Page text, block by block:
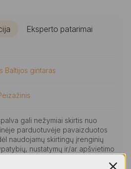
Eksperto patarimai
Baltijos gintaras
gali nežymiai skirtis nuo
parduotuvėje pavaizduotos
naudojamų skirtingų įrenginių
nustatymų ir/ar apšvietimo